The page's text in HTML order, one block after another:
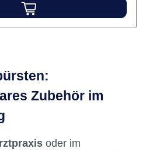
Zubehör im
oder im